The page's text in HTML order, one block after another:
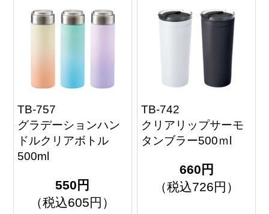
TB-757
グラデーションハン
ドルクリアボトル
500ml
550円
（税込605円）
TB-742
クリアリップサーモ
タンブラー500ｍl
660円
（税込726円）